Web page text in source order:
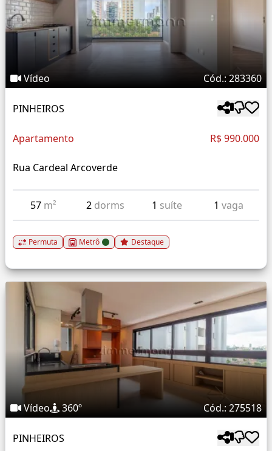
Vídeo Cód.: 283360
PINHEIROS
Apartamento R$ 990.000
Rua Cardeal Arcoverde
57 m² 2 dorms 1 suíte 1 vaga
Permuta Metrô Destaque
Vídeo 360º Cód.: 275518
PINHEIROS